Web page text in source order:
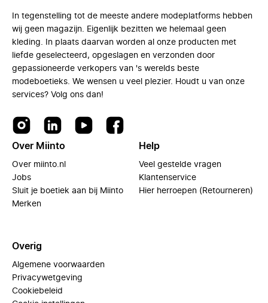
In tegenstelling tot de meeste andere modeplatforms hebben
wij geen magazijn. Eigenlijk bezitten we helemaal geen
kleding. In plaats daarvan worden al onze producten met
liefde geselecteerd, opgeslagen en verzonden door
gepassioneerde verkopers van 's werelds beste
modeboetieks. We wensen u veel plezier. Houdt u van onze
services? Volg ons dan!
Over Miinto
Over miinto.nl
Jobs
Sluit je boetiek aan bij Miinto
Merken
Help
Veel gestelde vragen
Klantenservice
Hier herroepen (Retourneren)
Overig
Algemene voorwaarden
Privacywetgeving
Cookiebeleid